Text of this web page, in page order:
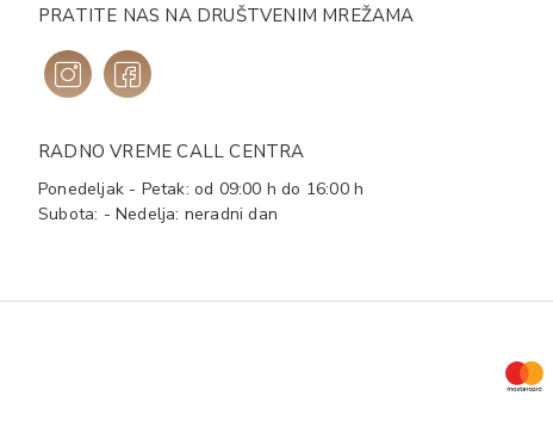
PRATITE NAS NA DRUŠTVENIM MREŽAMA
RADNO VREME CALL CENTRA
Ponedeljak - Petak: od 09:00 h do 16:00 h
Subota: - Nedelja: neradni dan